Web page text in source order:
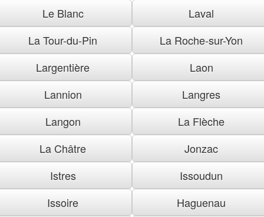
Le Blanc
Laval
La Tour-du-Pin
La Roche-sur-Yon
Largentière
Laon
Lannion
Langres
Langon
La Flèche
La Châtre
Jonzac
Istres
Issoudun
Issoire
Haguenau